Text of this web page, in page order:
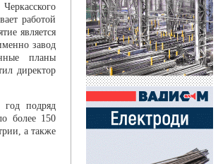
работой
является
завод
планы
директор
год подряд
более 150
а также